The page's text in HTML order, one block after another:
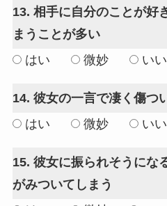
13. 相手に自分のことが好
まうことが多い
はい
微妙 いい
14. 彼女の一言で凄く傷つ
はい
微妙 いい
15. 彼女に振られそうにな
がみついてしまう